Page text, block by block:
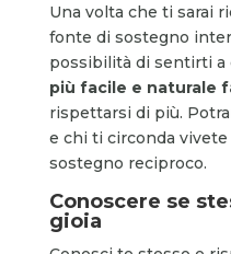
Una volta che ti sarai
fonte di sostegno
possibilità di sentirti a
più facile e naturale
rispettarsi di più.
e chi ti circonda
sostegno reciproco.
Conoscere se
gioia